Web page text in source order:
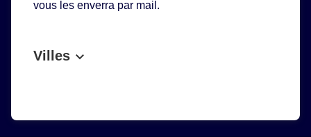
vous les enverra par mail.
Villes